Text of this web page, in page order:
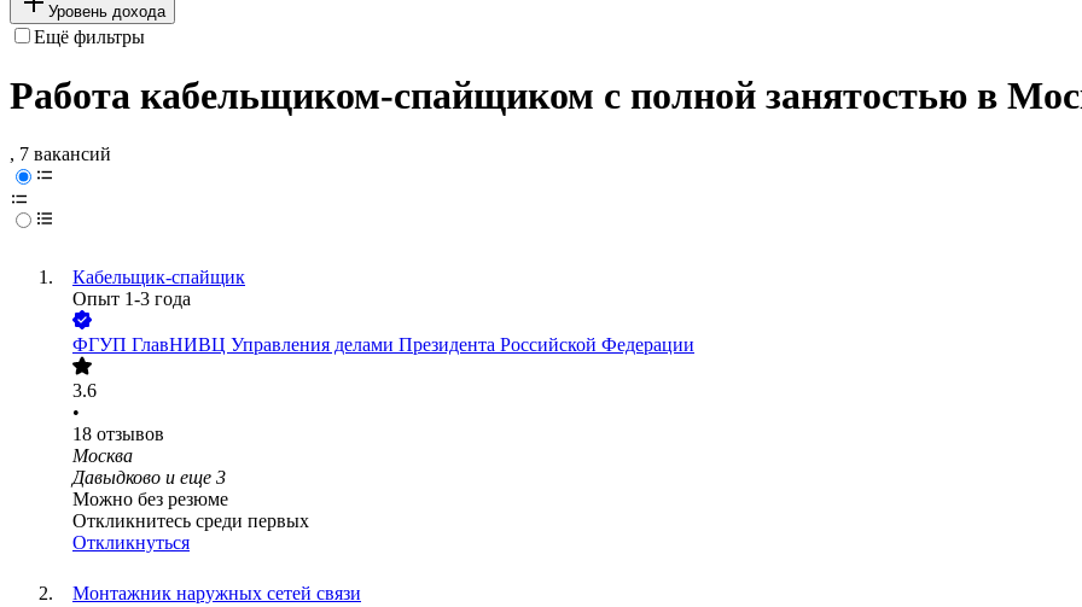
Уровень дохода
Ещё фильтры
Работа кабельщиком-спайщиком с полной занятостью в
, 7 вакансий
Кабельщик-спайщик
Опыт 1-3 года
ФГУП ГлавНИВЦ Управления делами Президента Российской Федерации
3.6
•
18 отзывов
Москва
Давыдково и еще 3
Можно без резюме
Откликнитесь среди первых
Откликнуться
Монтажник наружных сетей связи